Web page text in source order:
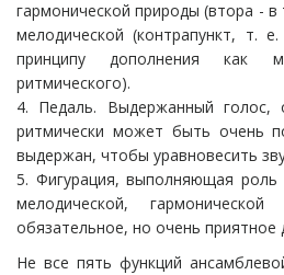
гармонической природы (втора - в
мелодической (контрапункт, т.
принципу дополнения как
ритмического).
4. Педаль. Выдержанный голос,
ритмически может быть очень
выдержан, чтобы уравновесить
5. Фигурация, выполняющая
мелодической,
обязательное, но очень приятное
Не все пять функций